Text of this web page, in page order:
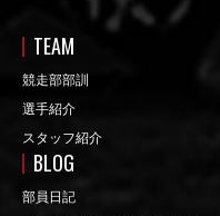
TEAM
競走部部訓
選手紹介
スタッフ紹介
BLOG
部員日記